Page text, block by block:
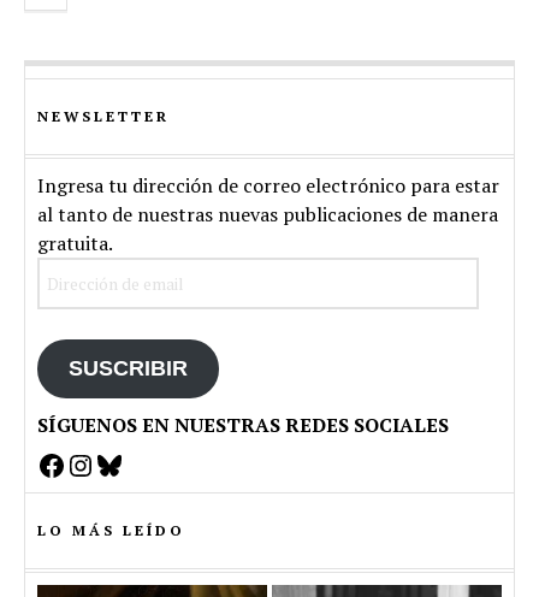
NEWSLETTER
Ingresa tu dirección de correo electrónico para estar
al tanto de nuestras nuevas publicaciones de manera
gratuita.
SUSCRIBIR
SÍGUENOS EN NUESTRAS REDES SOCIALES
Facebook
Instagram
Bluesky
LO MÁS LEÍDO